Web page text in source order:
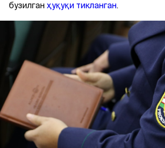
бузилган ҳуқуқи тикланган.